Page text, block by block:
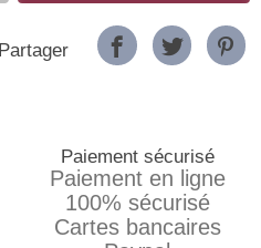
Partager
Paiement sécurisé
Paiement en ligne
100% sécurisé
Cartes bancaires